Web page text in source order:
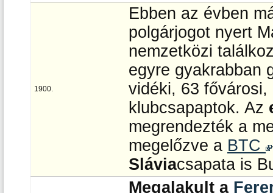
1900.
Ebben az évben
polgárjogot nyert
nemzetközi
egyre gyakrabban
vidéki, 63
klubcsapaptok. Az
megrendezték a
megelőzve a BTC
Sláviacsapata is
Megalakult a